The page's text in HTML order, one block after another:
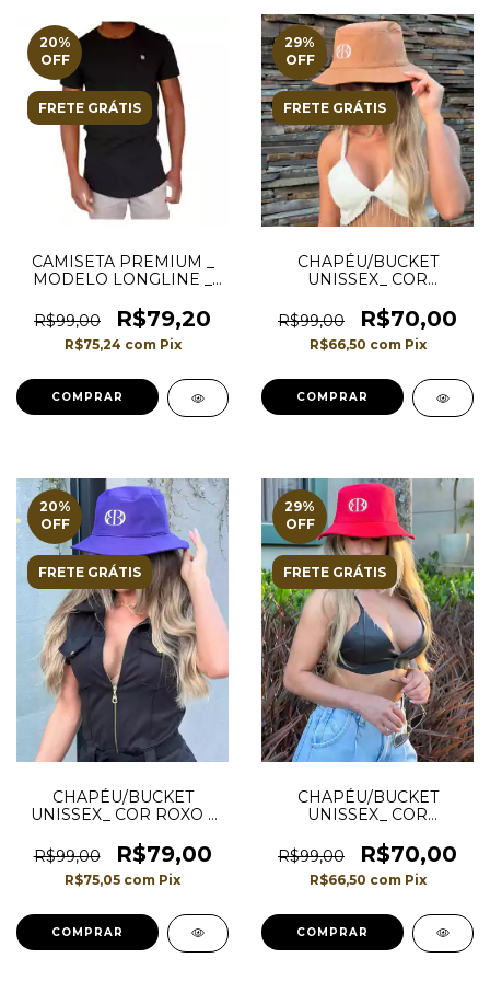
20%
OFF
FRETE GRÁTIS
CAMISETA PREMIUM _
MODELO LONGLINE _
R$99,00
R$79,20
R$75,24 com Pix
COMPRAR
29%
OFF
FRETE GRÁTIS
CHAPÉU/BUCKET
UNISSEX_ COR
PREMIUM
R$99,00 R$70,00
R$66,50 com Pix
COMPRAR
20%
OFF
FRETE GRÁTIS
CHAPÉU/BUCKET
UNISSEX_ COR ROXO _
R$99,00
R$79,00
R$75,05 com Pix
COMPRAR
29%
OFF
FRETE GRÁTIS
CHAPÉU/BUCKET
UNISSEX_ COR
R$99,00
R$70,00
R$66,50 com Pix
COMPRAR